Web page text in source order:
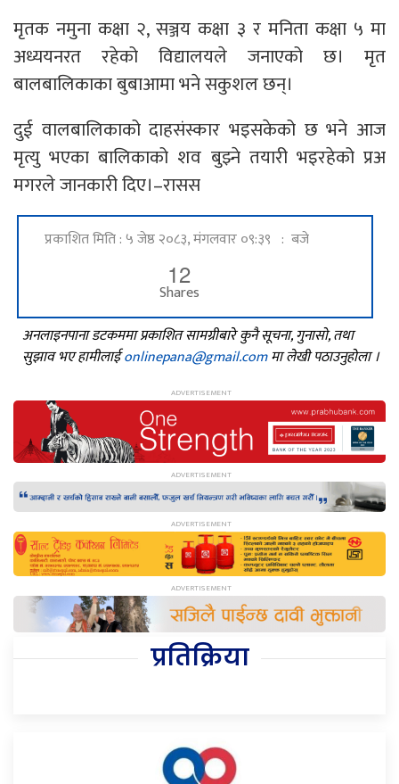
मृतक नमुना कक्षा २, सञ्जय कक्षा ३ र मनिता कक्षा ५ मा
अध्ययनरत रहेको विद्यालयले जनाएको छ। मृत
बालबालिकाका बुबाआमा भने सकुशल छन्।
दुई वालबालिकाको दाहसंस्कार भइसकेको छ भने आज
मृत्यु भएका बालिकाको शव बुझ्ने तयारी भइरहेको प्रअ
मगरले जानकारी दिए।–रासस
प्रकाशित मिति : ५ जेष्ठ २०८३, मंगलवार ०९:३९ : बजे
12
Shares
अनलाइनपाना डटकममा प्रकाशित सामग्रीबारे कुनै सूचना, गुनासो, तथा
सुझाव भए हामीलाईonlinepana@gmail.comमा लेखी पठाउनुहोला ।
प्रतिक्रिया